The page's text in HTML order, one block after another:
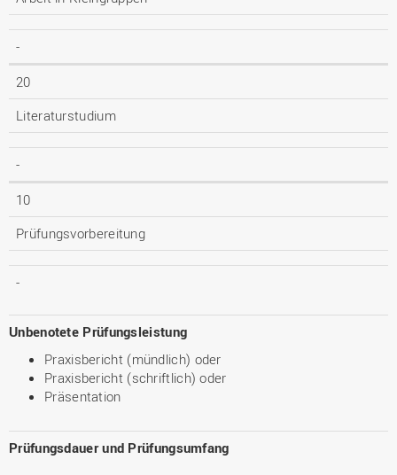
-
20
Literaturstudium
-
10
Prüfungsvorbereitung
-
Unbenotete Prüfungsleistung
Praxisbericht (mündlich) oder
Praxisbericht (schriftlich) oder
Präsentation
Prüfungsdauer und Prüfungsumfang